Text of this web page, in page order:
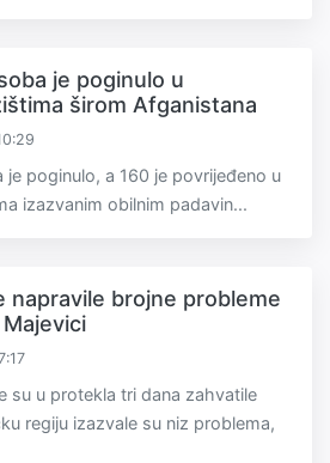
je poginulo u
širom Afganistana
je poginulo, a 160 je povrijeđeno u
izazvanim obilnim padavin...
napravile brojne probleme
su u protekla tri dana zahvatile
regiju izazvale su niz problema,